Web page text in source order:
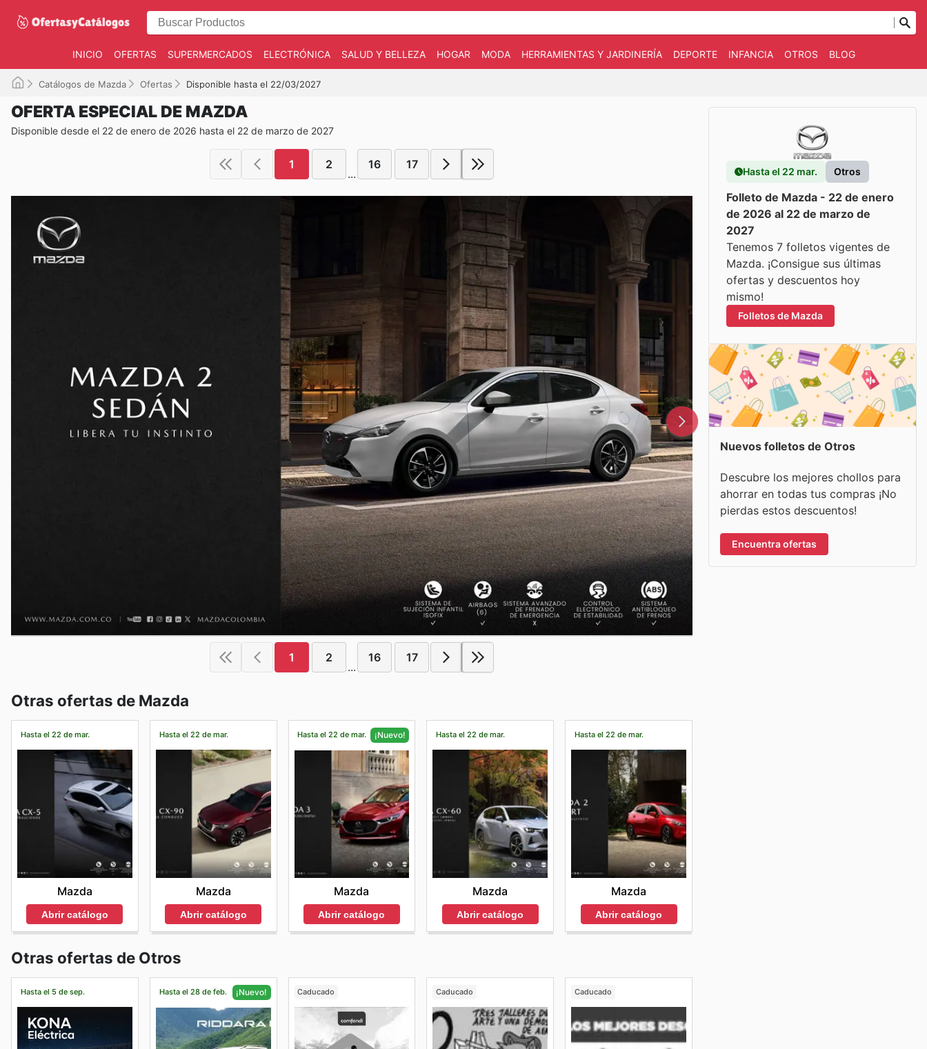
INICIO OFERTAS SUPERMERCADOS ELECTRÓNICA SALUD Y BELLEZA HOGAR MODA HERRAMIENTAS Y JARDINERÍA DEPORTE INFANCIA OTROS BLOG
Catálogos de Mazda Ofertas Disponible hasta el 22/03/2027
OFERTA ESPECIAL DE MAZDA
Disponible desde el 22 de enero de 2026 hasta el 22 de marzo de 2027
1 2
...
16 17
1 2
...
16 17
Otras ofertas de Mazda
Hasta el 22 de mar.
Mazda
Abrir catálogo
Hasta el 22 de mar.
Mazda
Abrir catálogo
Hasta el 22 de mar. ¡Nuevo!
Mazda
Abrir catálogo
Hasta el 22 de mar.
Mazda
Abrir catálogo
Hasta el 22 de mar.
Mazda
Abrir catálogo
Otras ofertas de Otros
Hasta el 5 de sep. Hasta el 28 de feb. ¡Nuevo! Caducado Caducado Caducado
Hasta el 22 mar. Otros
Folleto de Mazda - 22 de enero
de 2026 al 22 de marzo de
2027
Tenemos 7 folletos vigentes de
Mazda. ¡Consigue sus últimas
ofertas y descuentos hoy
mismo!
Folletos de Mazda
Nuevos folletos de Otros
Descubre los mejores chollos para
ahorrar en todas tus compras ¡No
pierdas estos descuentos!
Encuentra ofertas